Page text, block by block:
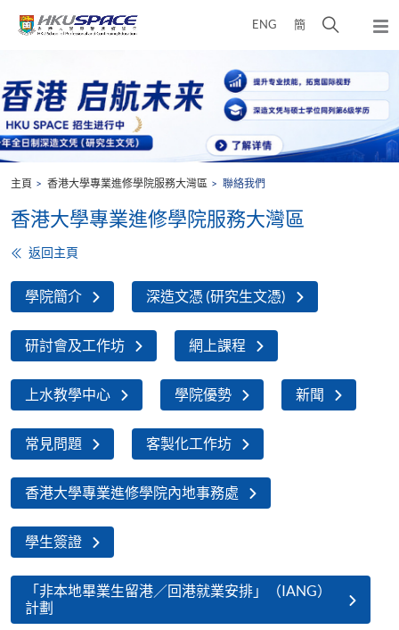
ENG 簡
開
搜
尋
介
面
彈
出
單
start
主頁 香港大學專業進修學院服務大灣區 聯絡我們
香港大學專業進修學院服務大灣區
返回主頁
學院簡介 深造文憑 (研究生文憑)
研討會及工作坊 網上課程
上水教學中心 學院優勢 新聞
常見問題 客製化工作坊
香港大學專業進修學院內地事務處
學生簽證
「非本地畢業生留港／回港就業安排」（IANG）
計劃